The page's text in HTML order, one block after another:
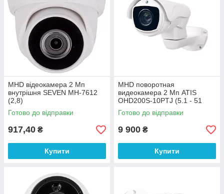
MHD відеокамера 2 Мп
внутрішня SEVEN MH-7612
(2,8)
Готово до відправки
917,40 ₴
Купити
MHD поворотная
видеокамера 2 Мп ATIS
OHD200S-10PTJ (5.1 - 51
мм) для системи
видеонаблюдения
Готово до відправки
9 900 ₴
Купити